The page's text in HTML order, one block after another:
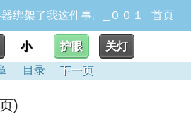
绑架了我这件事。_００１ 首页
小 护眼
关灯
目录 下一页
)